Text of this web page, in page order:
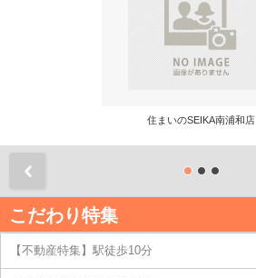
住まいのSEIKA南浦和店
こだわり特集
【不動産特集】駅徒歩10分